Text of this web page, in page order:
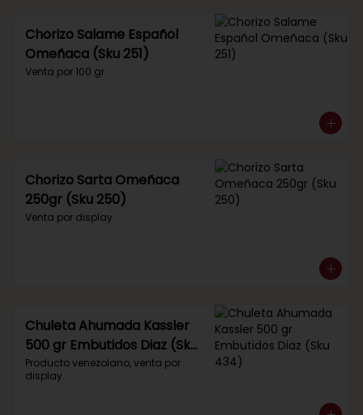
Chorizo Salame Español
Omeñaca (Sku 251)
Venta por 100 gr.
Chorizo Sarta Omeñaca
250gr (Sku 250)
Venta por display.
Chuleta Ahumada Kassler
500 gr Embutidos Diaz (Sku
434)
Producto venezolano, venta por
display.